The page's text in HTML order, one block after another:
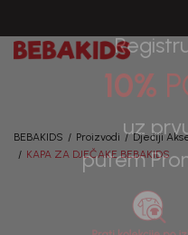
BEBAKIDS Proizvodi Dječiji
KAPA ZA DJEČAKE BEBAKIDS
10%
uz
putem